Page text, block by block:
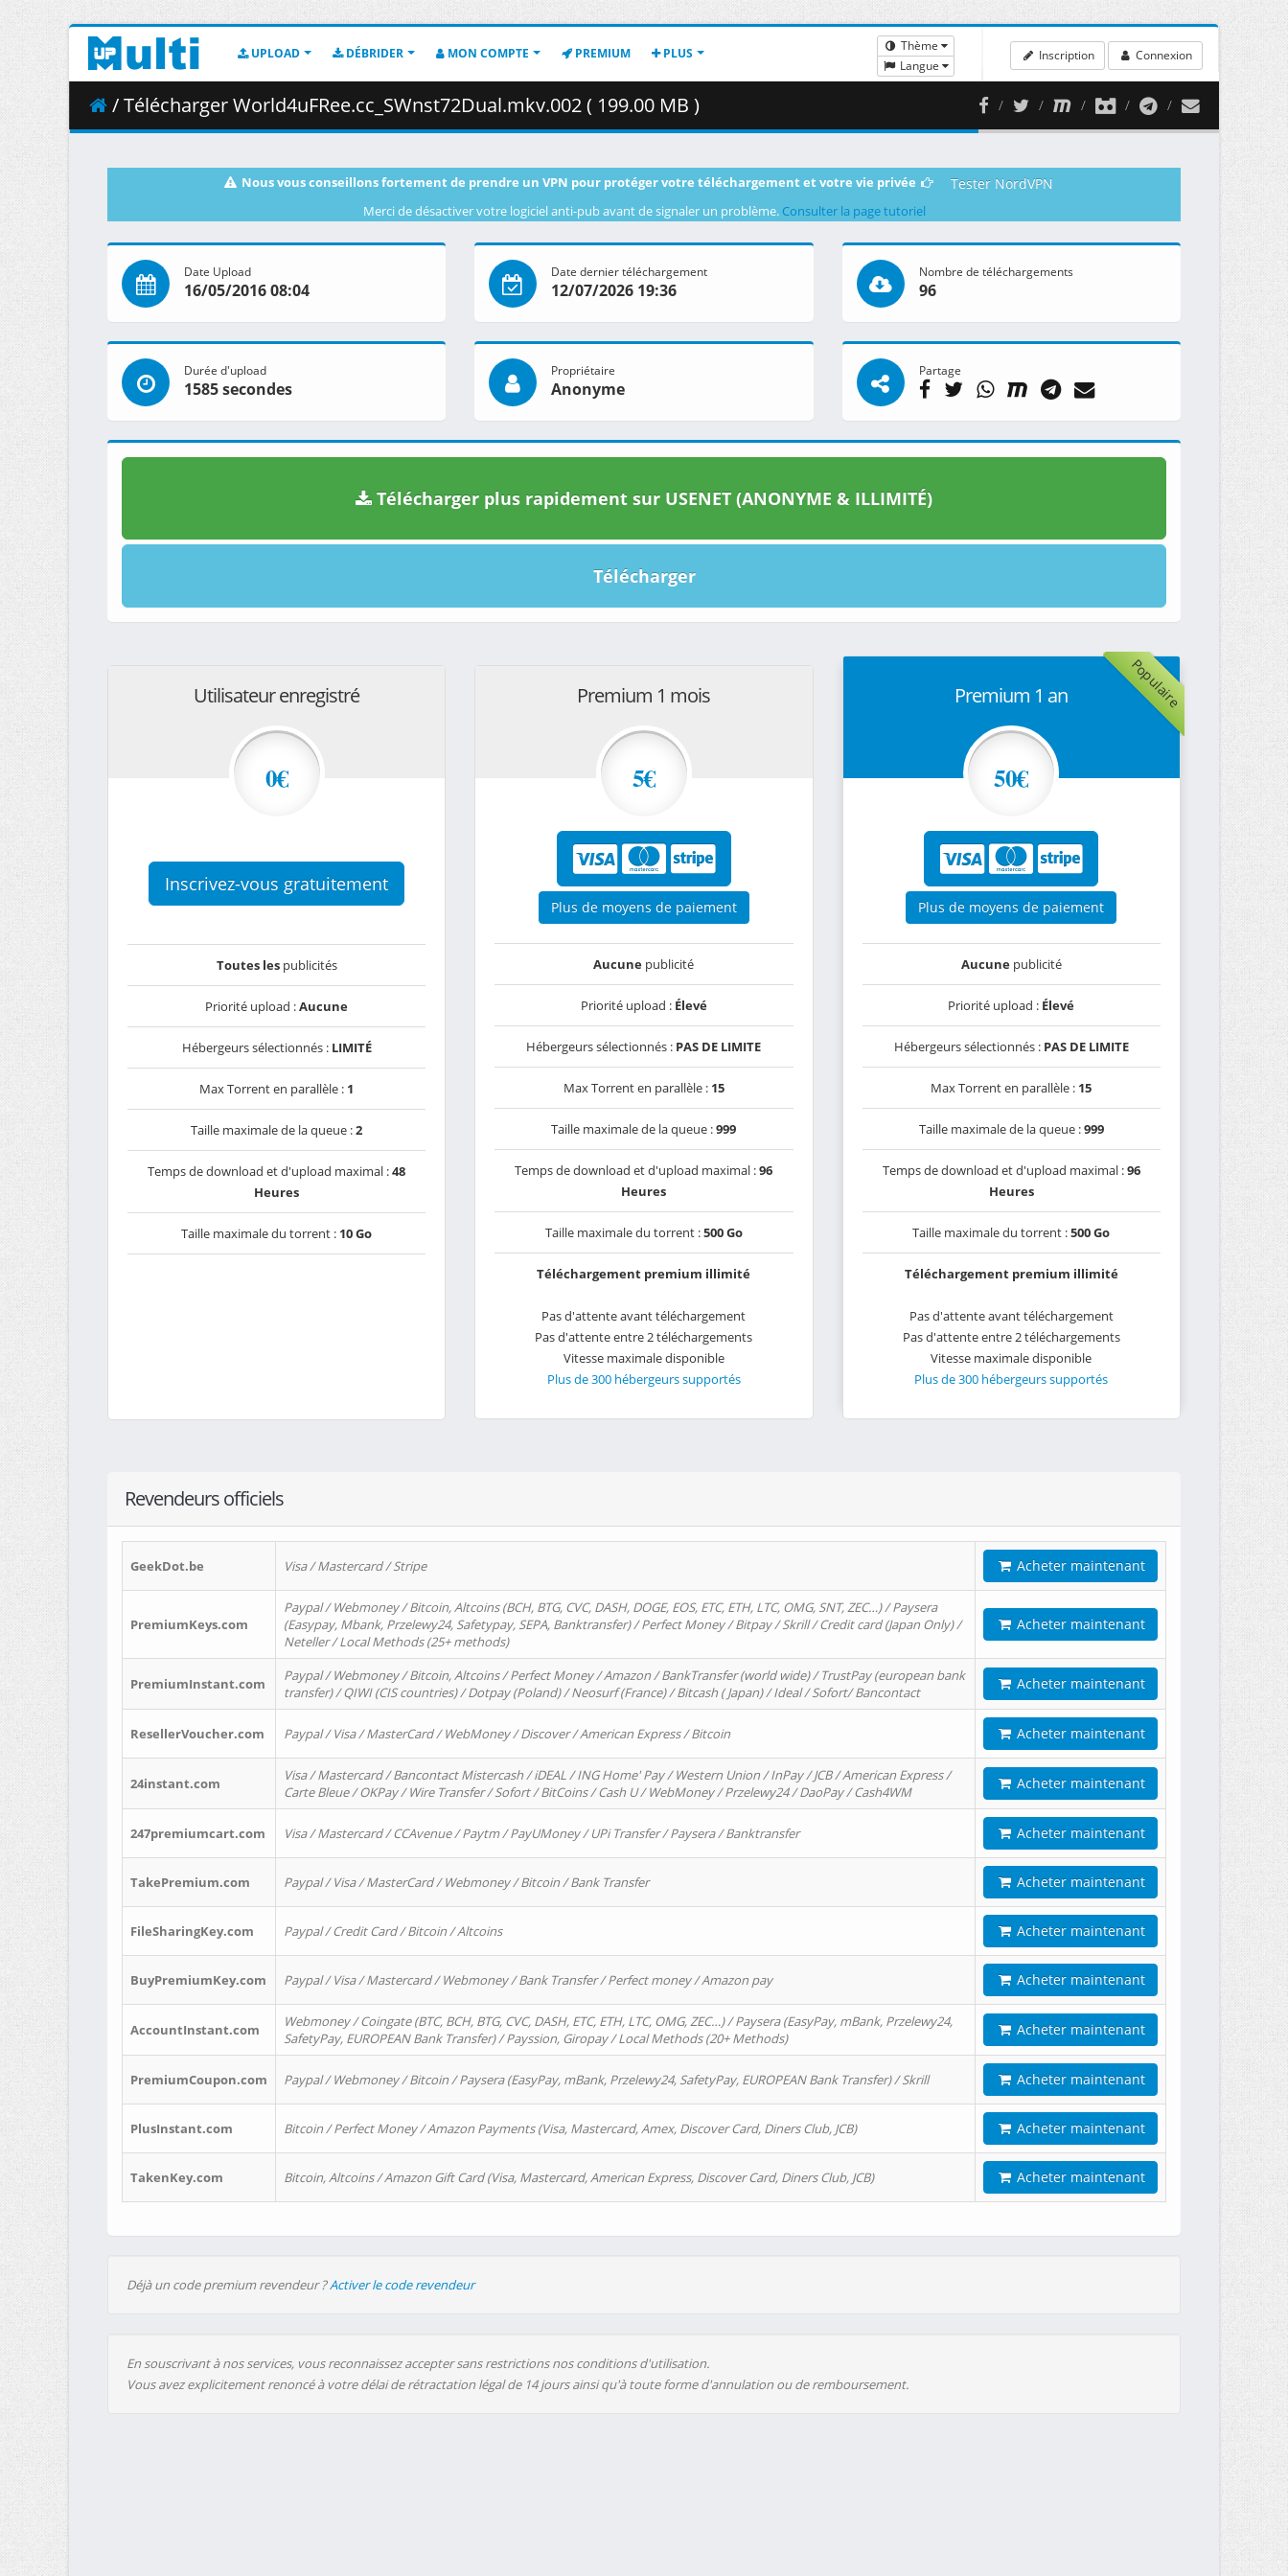
UPLOAD DÉBRIDER MON COMPTE PREMIUM PLUS
Thème
Langue
Inscription Connexion
/ Télécharger World4uFRee.cc_SWnst72Dual.mkv.002 ( 199.00 MB )
Nous vous conseillons fortement de prendre un VPN pour protéger votre téléchargement et votre vie privée Tester NordVPN
Merci de désactiver votre logiciel anti-pub avant de signaler un problème. Consulter la page tutoriel
Date Upload
16/05/2016 08:04
Date dernier téléchargement
12/07/2026 19:36
Nombre de téléchargements
96
Durée d'upload
1585 secondes
Propriétaire
Anonyme
Partage
Télécharger plus rapidement sur USENET (ANONYME & ILLIMITÉ)
Télécharger
Utilisateur enregistré
0€
Inscrivez-vous gratuitement
Toutes lespublicités
Priorité upload :Aucune
Hébergeurs sélectionnés : LIMITÉ
Max Torrent en parallèle : 1
Taille maximale de la queue :2
Temps de download et d'upload maximal :48
Heures
Taille maximale du torrent : 10 Go
Premium 1 mois
5€
Plus de moyens de paiement
Aucune publicité
Priorité upload : Élevé
Hébergeurs sélectionnés : PAS DE LIMITE
Max Torrent en parallèle : 15
Taille maximale de la queue :999
Temps de download et d'upload maximal :96
Heures
Taille maximale du torrent :500 Go
Téléchargement premium illimité
Pas d'attente avant téléchargement
Pas d'attente entre 2 téléchargements
Vitesse maximale disponible
Plus de 300 hébergeurs supportés
Populaire
Premium 1 an
50€
Plus de moyens de paiement
Aucunepublicité
Priorité upload : Élevé
Hébergeurs sélectionnés : PAS DE LIMITE
Max Torrent en parallèle : 15
Taille maximale de la queue :999
Temps de download et d'upload maximal :96
Heures
Taille maximale du torrent :500 Go
Téléchargement premium illimité
Pas d'attente avant téléchargement
Pas d'attente entre 2 téléchargements
Vitesse maximale disponible
Plus de 300 hébergeurs supportés
Revendeurs officiels
GeekDot.be Visa / Mastercard / Stripe Acheter maintenant
PremiumKeys.com
Paypal / Webmoney / Bitcoin, Altcoins (BCH, BTG, CVC, DASH, DOGE, EOS, ETC, ETH, LTC, OMG, SNT, ZEC…) / Paysera
(Easypay, Mbank, Przelewy24, Safetypay, SEPA, Banktransfer) / Perfect Money / Bitpay / Skrill / Credit card (Japan Only) /
Neteller / Local Methods (25+ methods)
Acheter maintenant
PremiumInstant.com
Paypal / Webmoney / Bitcoin, Altcoins / Perfect Money / Amazon / BankTransfer (world wide) / TrustPay (european bank
transfer) / QIWI (CIS countries) / Dotpay (Poland) / Neosurf (France) / Bitcash ( Japan) / Ideal / Sofort/ Bancontact
Acheter maintenant
ResellerVoucher.com Paypal / Visa / MasterCard / WebMoney / Discover / American Express / Bitcoin Acheter maintenant
24instant.com
Visa / Mastercard / Bancontact Mistercash / iDEAL / ING Home' Pay / Western Union / InPay / JCB / American Express /
Carte Bleue / OKPay / Wire Transfer / Sofort / BitCoins / Cash U / WebMoney / Przelewy24 / DaoPay / Cash4WM
Acheter maintenant
247premiumcart.com Visa / Mastercard / CCAvenue / Paytm / PayUMoney / UPi Transfer / Paysera / Banktransfer Acheter maintenant
TakePremium.com Paypal / Visa / MasterCard / Webmoney / Bitcoin / Bank Transfer Acheter maintenant
FileSharingKey.com Paypal / Credit Card / Bitcoin / Altcoins Acheter maintenant
BuyPremiumKey.com Paypal / Visa / Mastercard / Webmoney / Bank Transfer / Perfect money / Amazon pay Acheter maintenant
AccountInstant.com
Webmoney / Coingate (BTC, BCH, BTG, CVC, DASH, ETC, ETH, LTC, OMG, ZEC…) / Paysera (EasyPay, mBank, Przelewy24,
SafetyPay, EUROPEAN Bank Transfer) / Payssion, Giropay / Local Methods (20+ Methods)
Acheter maintenant
PremiumCoupon.com Paypal / Webmoney / Bitcoin / Paysera (EasyPay, mBank, Przelewy24, SafetyPay, EUROPEAN Bank Transfer) / Skrill Acheter maintenant
PlusInstant.com Bitcoin / Perfect Money / Amazon Payments (Visa, Mastercard, Amex, Discover Card, Diners Club, JCB) Acheter maintenant
TakenKey.com Bitcoin, Altcoins / Amazon Gift Card (Visa, Mastercard, American Express, Discover Card, Diners Club, JCB) Acheter maintenant
Déjà un code premium revendeur ?Activer le code revendeur
En souscrivant à nos services, vous reconnaissez accepter sans restrictions nos conditions d'utilisation.
Vous avez explicitement renoncé à votre délai de rétractation légal de 14 jours ainsi qu'à toute forme d'annulation ou de remboursement.